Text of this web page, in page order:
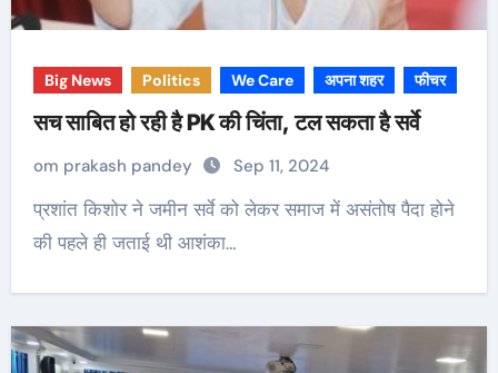
Big News Politics We Care अपना शहर फीचर
सच साबित हो रही है PK की चिंता, टल सकता है सर्वे
om prakash pandey Sep 11, 2024
प्रशांत किशोर ने जमीन सर्वे को लेकर समाज में असंतोष पैदा होने
की पहले ही जताई थी आशंका…